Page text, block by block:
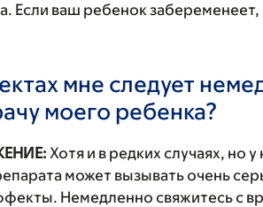
Если ваш ребенок
мне следует
моего ребенка?
Хотя и в редких случаях, но
может вызывать очень
Немедленно свяжитесь с